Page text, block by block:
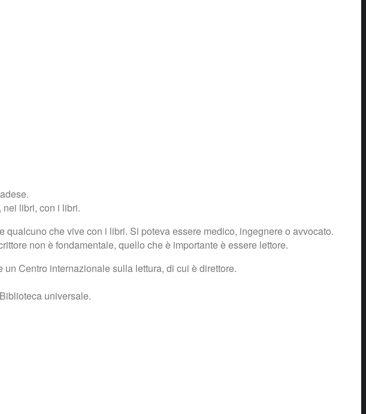
nei libri, con i libri.
qualcuno che vive con i libri. Si poteva essere medico, ingegnere o avvocato.
non è fondamentale, quello che è importante è essere lettore.
Centro internazionale sulla lettura, di cui è direttore.
universale.